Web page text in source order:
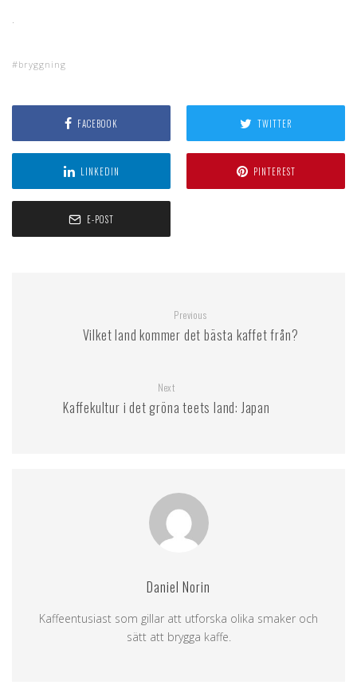
.
bryggning
FACEBOOK TWITTER
LINKEDIN PINTEREST
E-POST
Previous
Vilket land kommer det bästa kaffet från?
Next
Kaffekultur i det gröna teets land: Japan
Daniel Norin
Kaffeentusiast som gillar att utforska olika smaker och
sätt att brygga kaffe.